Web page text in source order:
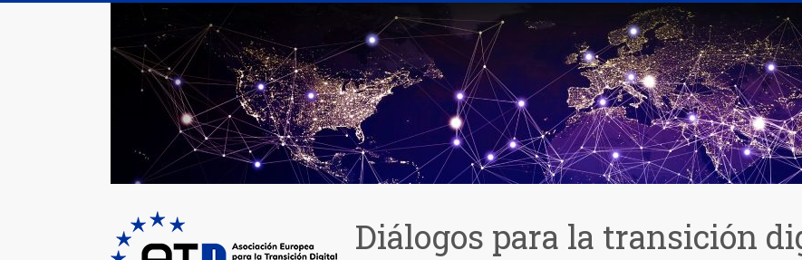
Diálogos para la transición